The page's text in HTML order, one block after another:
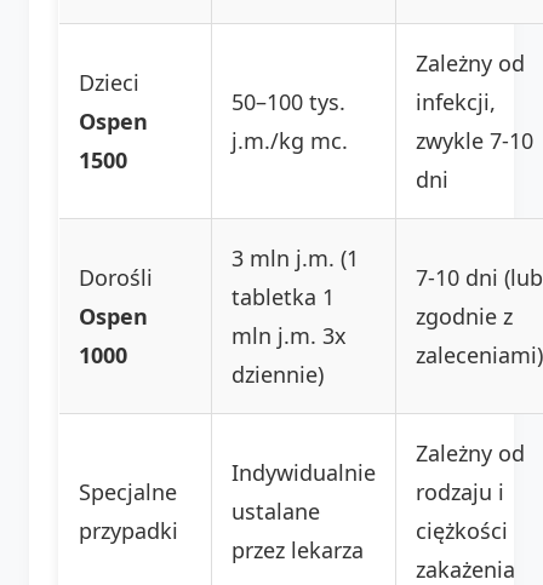
Dzieci
Ospen
1500
50–100 tys.
j.m./kg mc.
Zależny od
infekcji,
zwykle 7-10
dni
Dorośli
Ospen
1000
3 mln j.m. (1
tabletka 1
mln j.m. 3x
dziennie)
7-10 dni (lub
zgodnie z
zaleceniami)
Specjalne
przypadki
Indywidualnie
ustalane
przez lekarza
Zależny od
rodzaju i
ciężkości
zakażenia